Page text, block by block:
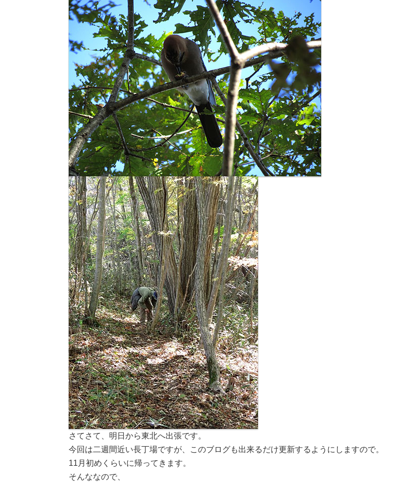
さてさて、明日から東北へ出張です。
今回は二週間近い長丁場ですが、このブログも出来るだけ更新するようにしますので。
11月初めくらいに帰ってきます。
そんななので、